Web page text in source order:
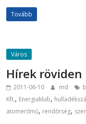
Tovább
Város
Hírek röviden
2011-06-10 md
Kft., Energiaklub,
atomerőmű, rendőrség,